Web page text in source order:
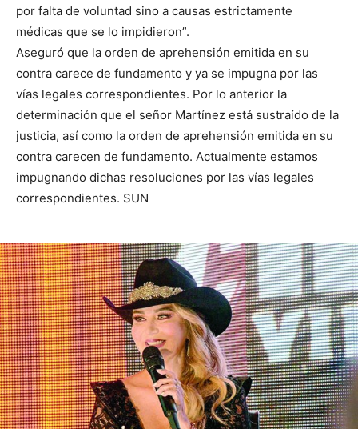
por falta de voluntad sino a causas estrictamente
médicas que se lo impidieron”.
Aseguró que la orden de aprehensión emitida en su
contra carece de fundamento y ya se impugna por las
vías legales correspondientes. Por lo anterior la
determinación que el señor Martínez está sustraído de la
justicia, así como la orden de aprehensión emitida en su
contra carecen de fundamento. Actualmente estamos
impugnando dichas resoluciones por las vías legales
correspondientes. SUN